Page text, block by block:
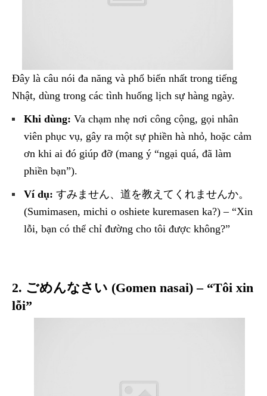
Đây là câu nói đa năng và phổ biến nhất trong tiếng
Nhật, dùng trong các tình huống lịch sự hàng ngày.
Khi dùng: Va chạm nhẹ nơi công cộng, gọi nhân
viên phục vụ, gây ra một sự phiền hà nhỏ, hoặc cảm
ơn khi ai đó giúp đỡ (mang ý “ngại quá, đã làm
phiền bạn”).
Ví dụ: すみません、道を教えてくれませんか。
(Sumimasen, michi o oshiete kuremasen ka?) – “Xin
lỗi, bạn có thể chỉ đường cho tôi được không?”
2. ごめんなさい (Gomen nasai) – “Tôi xin
lỗi”